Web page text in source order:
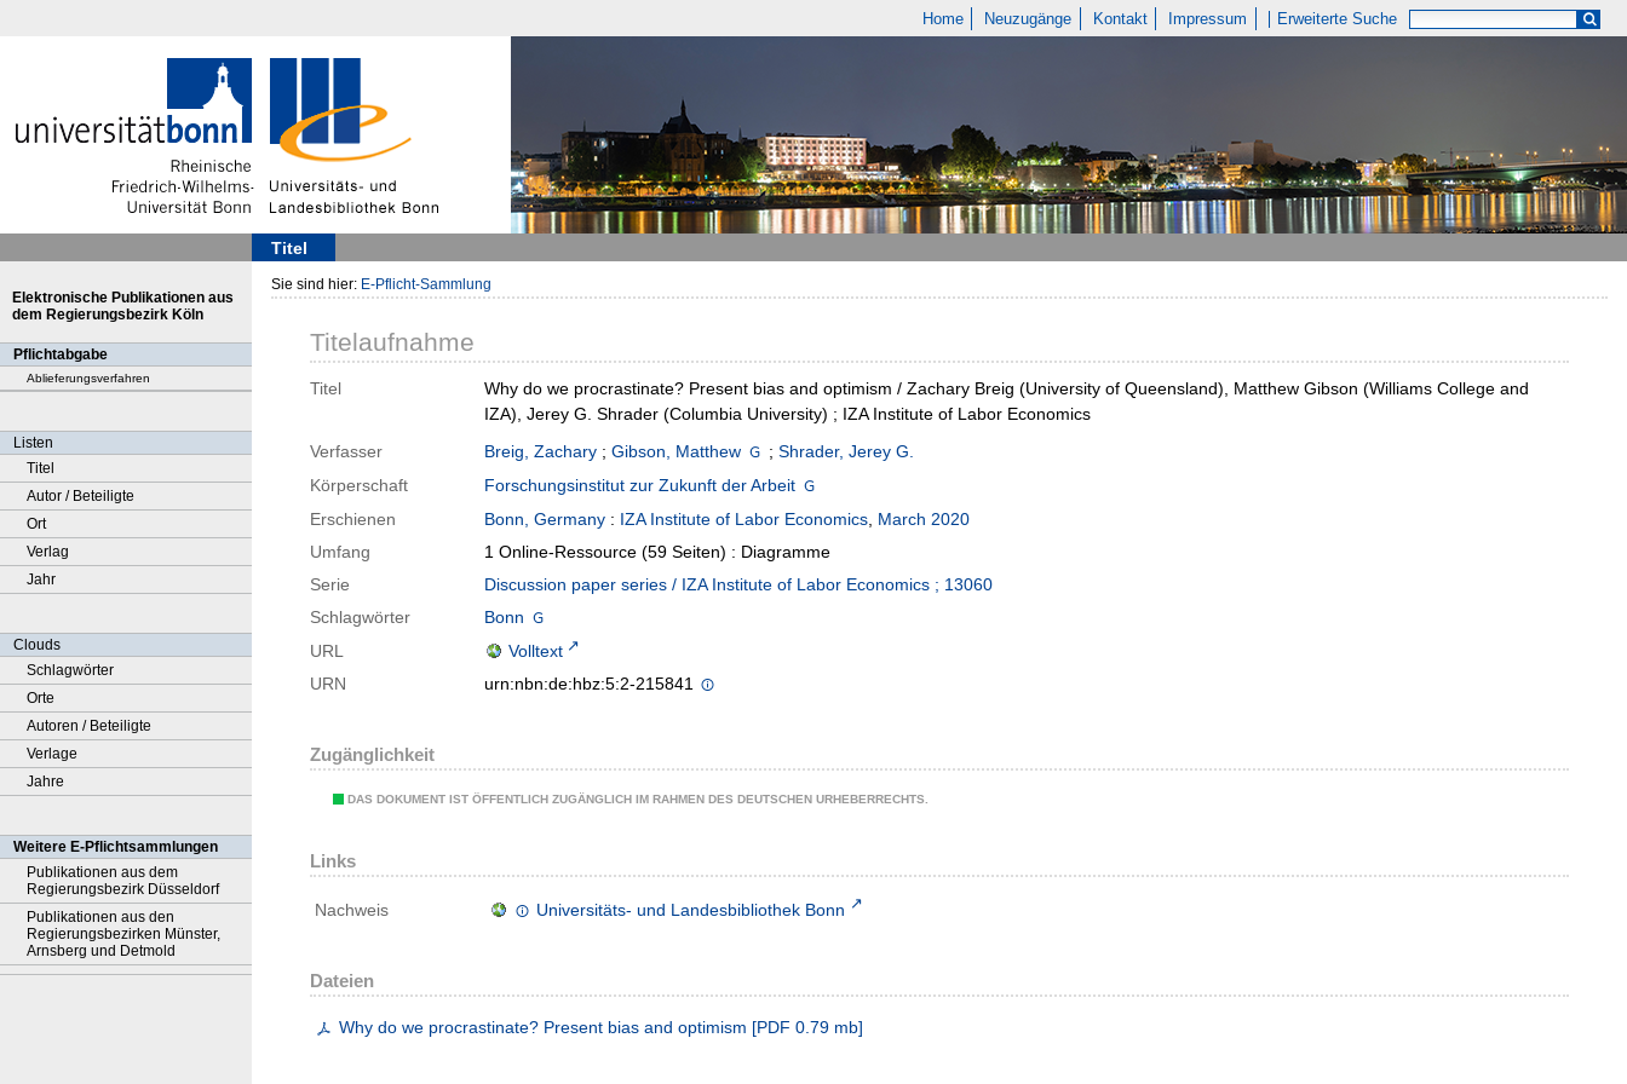
Home Neuzugänge Kontakt Impressum Erweiterte Suche
Titel
Elektronische Publikationen aus
dem Regierungsbezirk Köln
Pflichtabgabe
Ablieferungsverfahren
Listen
Titel
Autor / Beteiligte
Ort
Verlag
Jahr
Clouds
Schlagwörter
Orte
Autoren / Beteiligte
Verlage
Jahre
Weitere E-Pflichtsammlungen
Publikationen aus dem
Regierungsbezirk Düsseldorf
Publikationen aus den
Regierungsbezirken Münster,
Arnsberg und Detmold
Sie sind hier: E-Pflicht-Sammlung
Titelaufnahme
Titel
Why do we procrastinate? Present bias and optimism / Zachary Breig (University of Queensland), Matthew Gibson (Williams College and
IZA), Jerey G. Shrader (Columbia University) ; IZA Institute of Labor Economics
Verfasser
Breig, Zachary ; Gibson, Matthew ; Shrader, Jerey G.
Körperschaft
Forschungsinstitut zur Zukunft der Arbeit
Erschienen
Bonn, Germany : IZA Institute of Labor Economics, March 2020
Umfang
1 Online-Ressource (59 Seiten) : Diagramme
Serie
Discussion paper series / IZA Institute of Labor Economics ; 13060
Schlagwörter
Bonn
URL
Volltext
URN
urn:nbn:de:hbz:5:2-215841
Zugänglichkeit
DAS DOKUMENT IST ÖFFENTLICH ZUGÄNGLICH IM RAHMEN DES DEUTSCHEN URHEBERRECHTS.
Links
Nachweis Universitäts- und Landesbibliothek Bonn
Dateien
Why do we procrastinate? Present bias and optimism [PDF 0.79 mb]